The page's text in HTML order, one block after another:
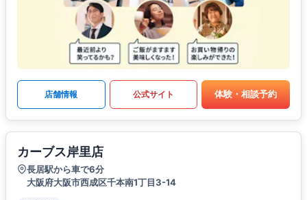
店舗情報 公式サイト 体験・相談予約
カーブス岸里店
長居駅から車で6分
大阪府大阪市西成区千本南1丁目3-14